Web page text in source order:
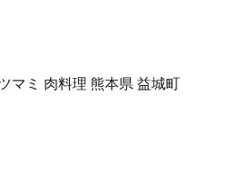
マミ 肉料理 熊本県 益城町